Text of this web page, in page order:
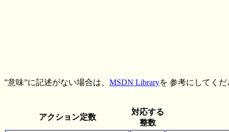
”意味”に記述がない場合は、 MSDN Libraryを 参考にしてく
アクション定数
対応する
整数